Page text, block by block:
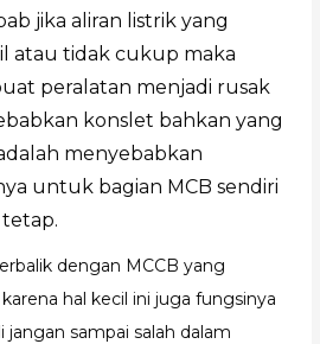
jika aliran listrik yang
atau tidak cukup maka
peralatan menjadi rusak
konslet bahkan yang
menyebabkan
untuk bagian MCB sendiri
dengan MCCB yang
hal kecil ini juga fungsinya
jangan sampai salah dalam